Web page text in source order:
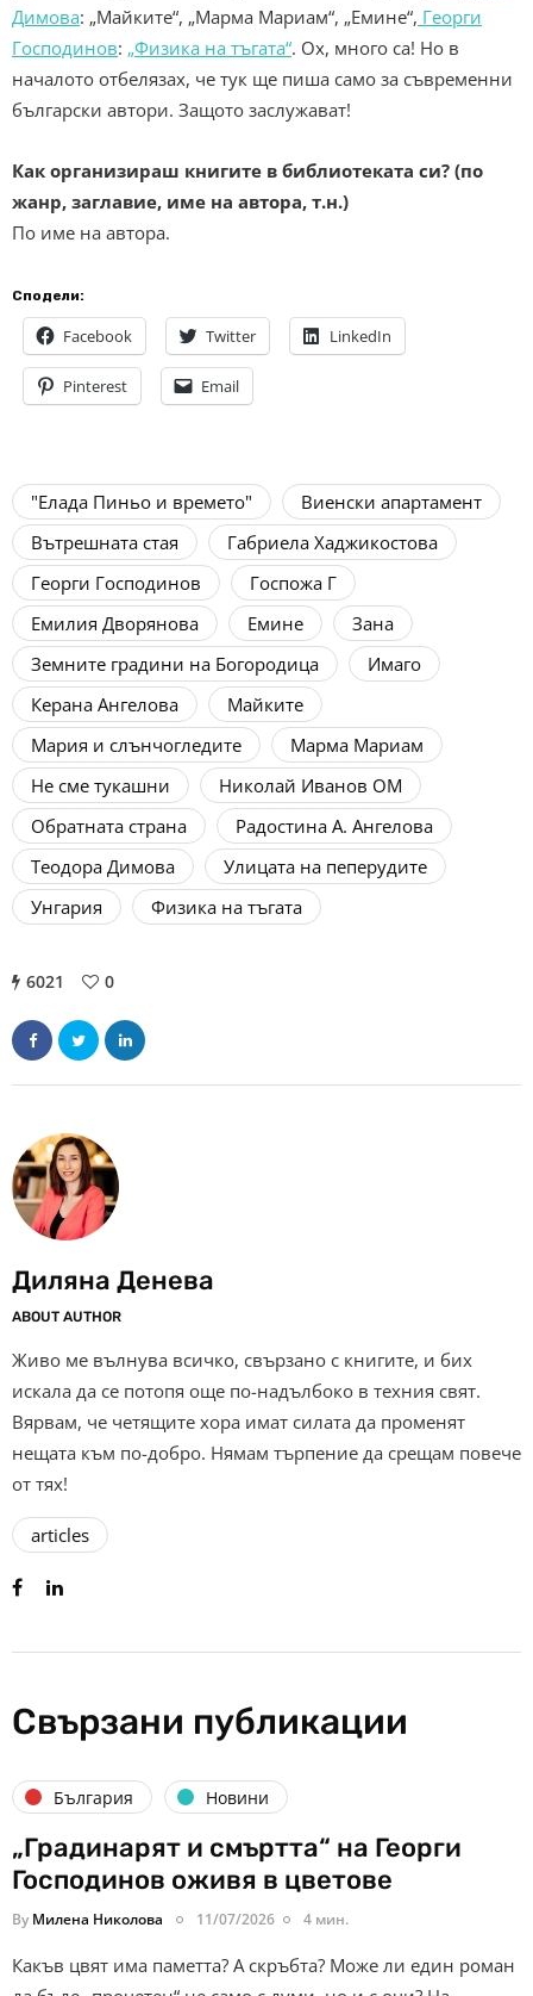
Димова: „Майките“, „Марма Мариам“, „Емине“, Георги
Господинов: „Физика на тъгата“. Ох, много са! Но в
началото отбелязах, че тук ще пиша само за съвременни
български автори. Защото заслужават!
Как организираш книгите в библиотеката си? (по
жанр, заглавие, име на автора, т.н.)
По име на автора.
Сподели:
Facebook Twitter LinkedIn
Pinterest Email
"Елада Пиньо и времето"
Виенски апартамент
Вътрешната стая
Габриела Хаджикостова
Георги Господинов
Госпожа Г
Емилия Дворянова
Емине
Зана
Земните градини на Богородица
Имаго
Керана Ангелова
Майките
Мария и слънчогледите
Марма Мариам
Не сме тукашни
Николай Иванов ОМ
Обратната страна
Радостина А. Ангелова
Теодора Димова
Улицата на пеперудите
Унгария
Физика на тъгата
6021 0
Диляна Денева
ABOUT AUTHOR
Живо ме вълнува всичко, свързано с книгите, и бих
искала да се потопя още по-надълбоко в техния свят.
Вярвам, че четящите хора имат силата да променят
нещата към по-добро. Нямам търпение да срещам повече
от тях!
articles
Свързани публикации
България Новини
„Градинарят и смъртта“ на Георги
Господинов оживя в цветове
By Милена Николова 11/07/2026 4 мин.
Какъв цвят има паметта? А скръбта? Може ли един роман